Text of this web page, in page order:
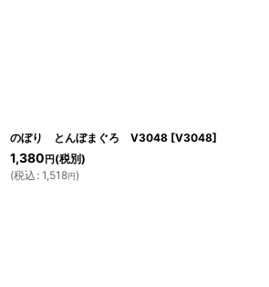
のぼり とんぼまぐろ V3048 [V3048]
1,380 円 (税別)
(税込 : 1,518円)